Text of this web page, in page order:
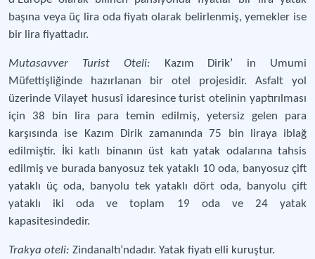
başına veya üç lira oda fiyatı olarak belirlenmiş, yemekler ise
bir lira fiyattadır.
Mutasavver Turist Oteli: Kazım Dirik’ in Umumi
Müfettişliğinde hazırlanan bir otel projesidir. Asfalt yol
üzerinde Vilayet hususî idaresince turist otelinin yaptırılması
için 38 bin lira para temin edilmiş, yetersiz gelen para
karşısında ise Kazım Dirik zamanında 75 bin liraya iblağ
edilmiştir. İki katlı binanın üst katı yatak odalarına tahsis
edilmiş ve burada banyosuz tek yataklı 10 oda, banyosuz çift
yataklı üç oda, banyolu tek yataklı dört oda, banyolu çift
yataklı iki oda ve toplam 19 oda ve 24 yatak
kapasitesindedir.
Trakya oteli: Zindanaltı’ndadır. Yatak fiyatı elli kuruştur.